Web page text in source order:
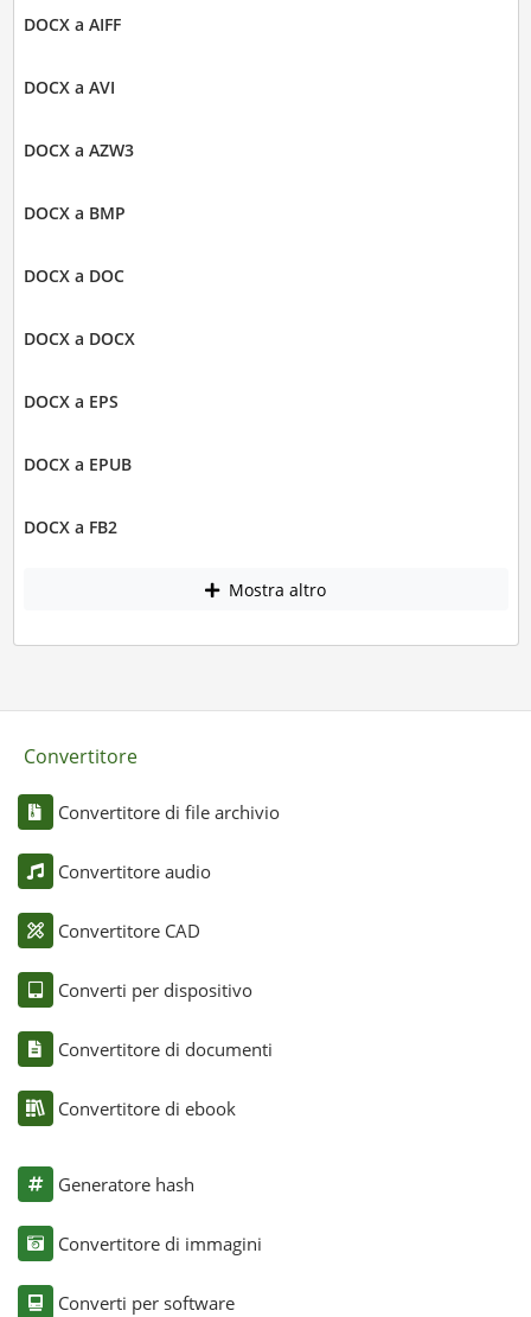
DOCX a AIFF
DOCX a AVI
DOCX a AZW3
DOCX a BMP
DOCX a DOC
DOCX a DOCX
DOCX a EPS
DOCX a EPUB
DOCX a FB2
Mostra altro
Convertitore
Convertitore di file archivio
Convertitore audio
Convertitore CAD
Converti per dispositivo
Convertitore di documenti
Convertitore di ebook
Generatore hash
Convertitore di immagini
Converti per software